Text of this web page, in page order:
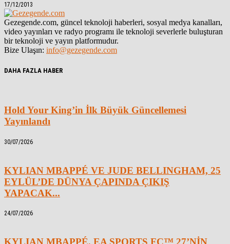
17/12/2013
Gezegende.com, güncel teknoloji haberleri, sosyal medya kanalları,
video yayınları ve radyo programı ile teknoloji severlerle buluşturan
bir teknoloji ve yayın platformudur.
Bize Ulaşın: info@gezegende.com
DAHA FAZLA HABER
Hold Your King’in İlk Büyük Güncellemesi
Yayınlandı
30/07/2026
KYLIAN MBAPPÉ VE JUDE BELLINGHAM, 25
EYLÜL’DE DÜNYA ÇAPINDA ÇIKIŞ
YAPACAK...
24/07/2026
KYLIAN MBAPPÉ, EA SPORTS FC™ 27’NİN